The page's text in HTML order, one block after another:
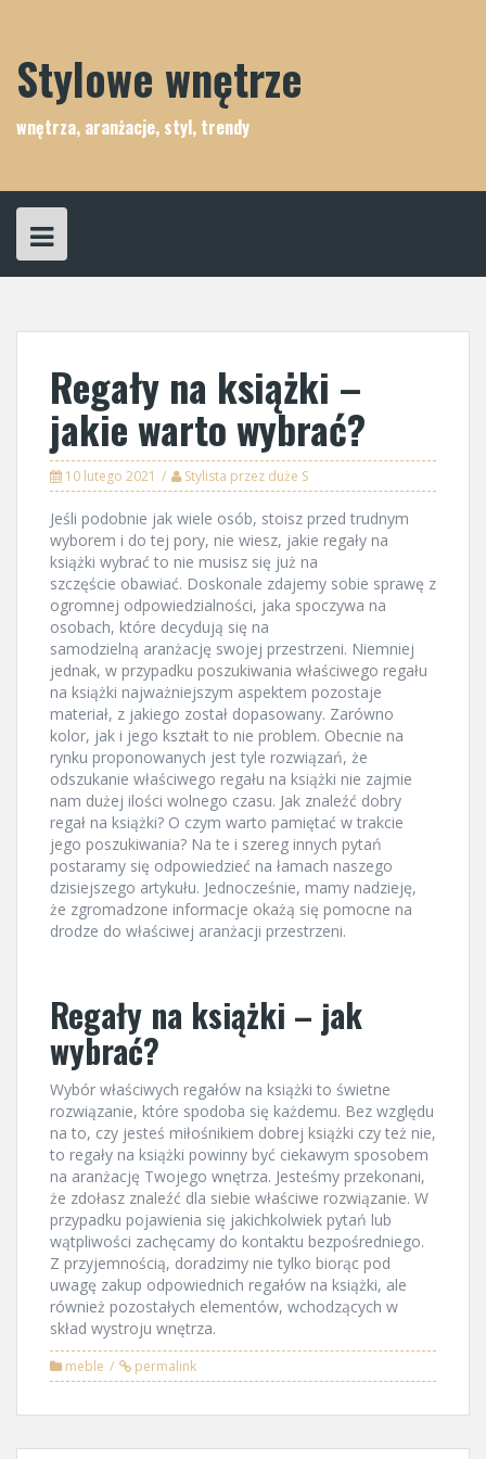
Stylowe wnętrze
wnętrza, aranżacje, styl, trendy
Regały na książki –
jakie warto wybrać?
10 lutego 2021 Stylista przez duże S
Jeśli podobnie jak wiele osób, stoisz przed trudnym
wyborem i do tej pory, nie wiesz, jakie regały na
książki wybrać to nie musisz się już na
szczęście obawiać. Doskonale zdajemy sobie sprawę z
ogromnej odpowiedzialności, jaka spoczywa na
osobach, które decydują się na
samodzielną aranżację swojej przestrzeni. Niemniej
jednak, w przypadku poszukiwania właściwego regału
na książki najważniejszym aspektem pozostaje
materiał, z jakiego został dopasowany. Zarówno
kolor, jak i jego kształt to nie problem. Obecnie na
rynku proponowanych jest tyle rozwiązań, że
odszukanie właściwego regału na książki nie zajmie
nam dużej ilości wolnego czasu. Jak znaleźć dobry
regał na książki? O czym warto pamiętać w trakcie
jego poszukiwania? Na te i szereg innych pytań
postaramy się odpowiedzieć na łamach naszego
dzisiejszego artykułu. Jednocześnie, mamy nadzieję,
że zgromadzone informacje okażą się pomocne na
drodze do właściwej aranżacji przestrzeni.
Regały na książki – jak
wybrać?
Wybór właściwych regałów na książki to świetne
rozwiązanie, które spodoba się każdemu. Bez względu
na to, czy jesteś miłośnikiem dobrej książki czy też nie,
to regały na książki powinny być ciekawym sposobem
na aranżację Twojego wnętrza. Jesteśmy przekonani,
że zdołasz znaleźć dla siebie właściwe rozwiązanie. W
przypadku pojawienia się jakichkolwiek pytań lub
wątpliwości zachęcamy do kontaktu bezpośredniego.
Z przyjemnością, doradzimy nie tylko biorąc pod
uwagę zakup odpowiednich regałów na książki, ale
również pozostałych elementów, wchodzących w
skład wystroju wnętrza.
meble permalink